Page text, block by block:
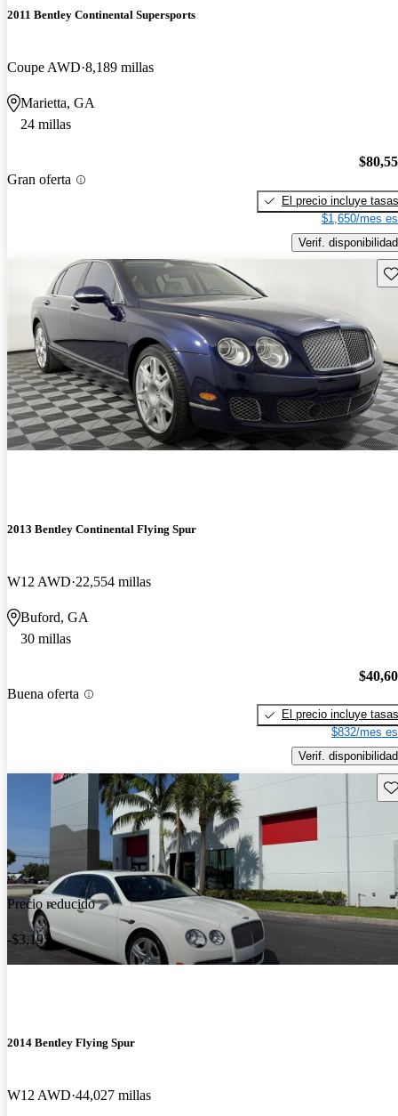
2011 Bentley Continental Supersports
Coupe AWD 8,189 millas
Marietta, GA
24 millas
Gran oferta
El precio incluye tasas
$1,650/mes
Verif. disponibilidad
2013 Bentley Continental Flying Spur
W12 AWD 22,554 millas
Buford, GA
30 millas
Buena oferta
El precio incluye tasas
$832/mes
Verif. disponibilidad
Precio reducido
-$3,195
2014 Bentley Flying Spur
W12 AWD 44,027 millas